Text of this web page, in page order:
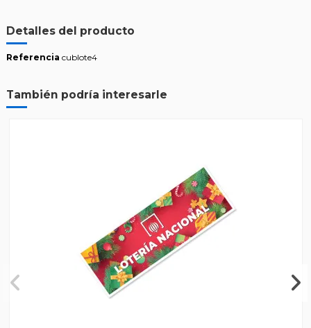
Detalles del producto
Referencia cublote4
También podría interesarle